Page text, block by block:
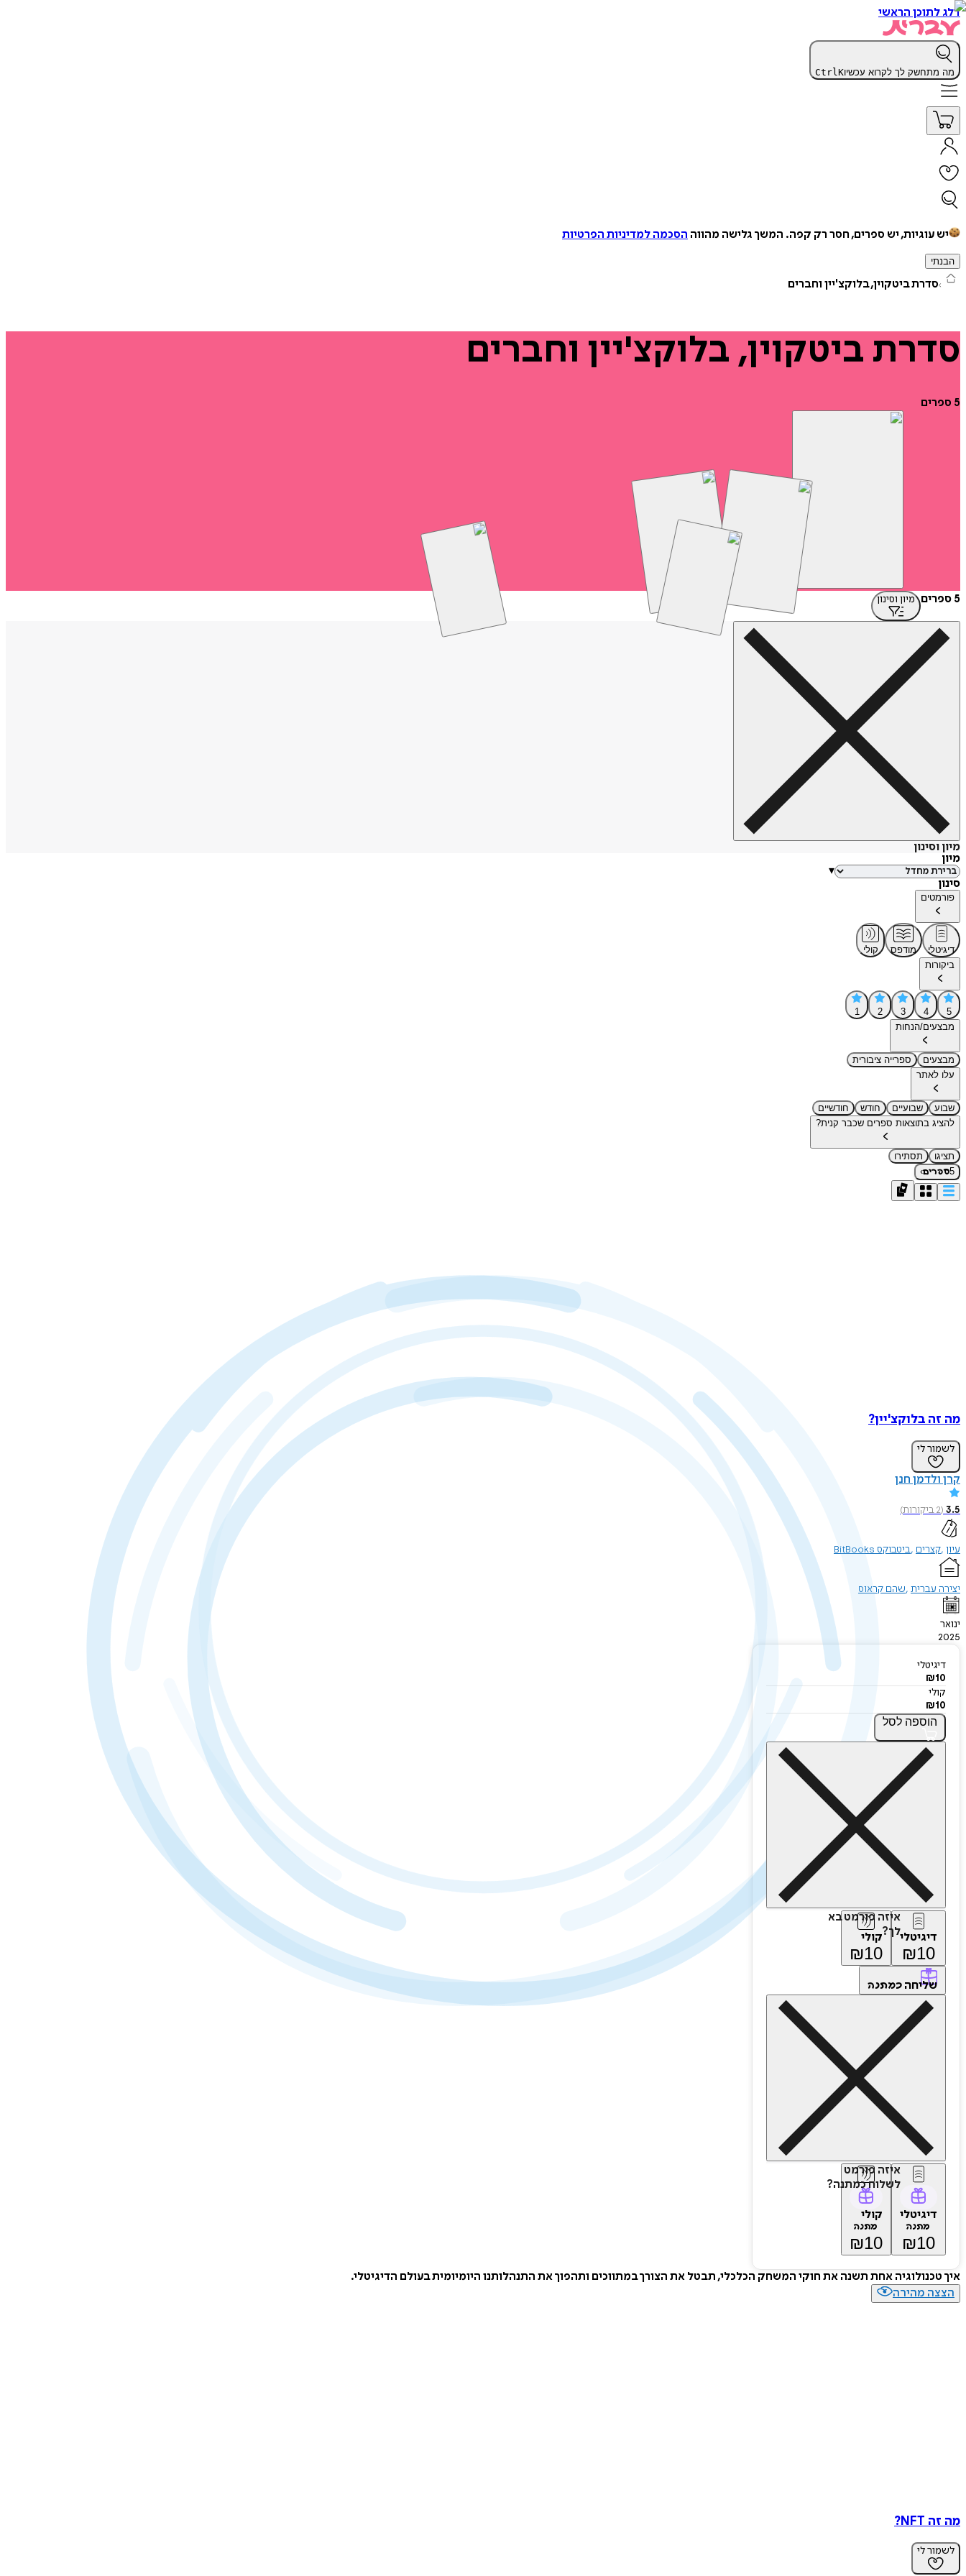
דלג לתוכן הראשי
מה מתחשק לך לקרוא עכשיו CtrlK
יש עוגיות, יש ספרים, חסר רק קפה. המשך גלישה מהווה הסכמה למדיניות הפרטיות
הבנתי
סדרת ביטקוין, בלוקצ'יין וחברים
סדרת ביטקוין, בלוקצ'יין וחברים
5 ספרים
5 ספרים מיון וסינון
מיון וסינון
מיון
▾
סינון
פורמטים
דיגיטלי מודפס
קולי
ביקורות
5
4
3
2
1
מבצעים/הנחות
מבצעים
ספרייה ציבורית
עלו לאתר
שבוע שבועיים חודש
חודשיים
להציג בתוצאות ספרים שכבר קנית?
תציגו
תסתירו
5ספרים›
מה זה בלוקצ'יין?
לשמור לי
קרן ולדמן חנן
3.5
(
2ביקורות)
עיון קצרים ביטבוקס BitBooks
יצירה עברית שהם קראוס
ינואר
2025
דיגיטלי
₪10
קולי
₪10
הוספה לסל
איזה פורמט בא
לך?דיגיטלי
₪10
קולי
₪10
שליחהכמתנה
איזה פורמט
לשלוח כמתנה?
דיגיטלי
מתנה
₪10
קולי
מתנה
₪10
איך טכנולוגיה אחת תשנה את חוקי המשחק הכלכלי, תבטל את הצורך במתווכים ותהפוך את התנהלותנו היומיומית בעולם הדיגיטלי.
הצצה מהירה
מה זה NFT?
לשמור לי